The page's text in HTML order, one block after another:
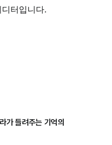
터입니다.
가 들려주는 기억의